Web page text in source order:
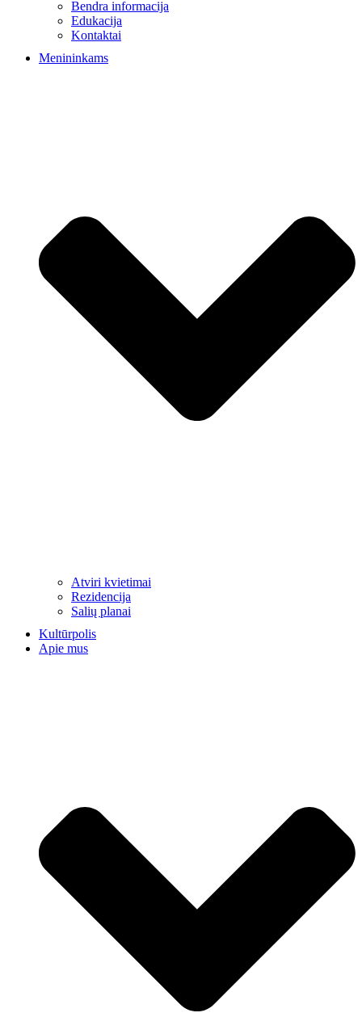
Bendra informacija
Edukacija
Kontaktai
Menininkams
Atviri kvietimai
Rezidencija
Salių planai
Kultūrpolis
Apie mus